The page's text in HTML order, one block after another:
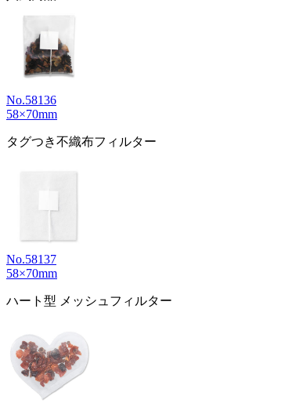
No.58136
58×70mm
タグつき不織布フィルター
No.58137
58×70mm
ハート型 メッシュフィルター